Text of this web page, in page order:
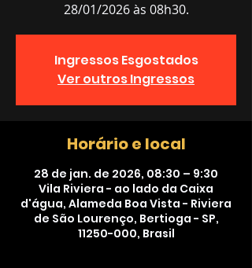
28/01/2026 às 08h30.
Ingressos Esgostados
Ver outros Ingressos
Horário e local
28 de jan. de 2026, 08:30 – 9:30
Vila Riviera - ao lado da Caixa
d'água, Alameda Boa Vista - Riviera
de São Lourenço, Bertioga - SP,
11250-000, Brasil